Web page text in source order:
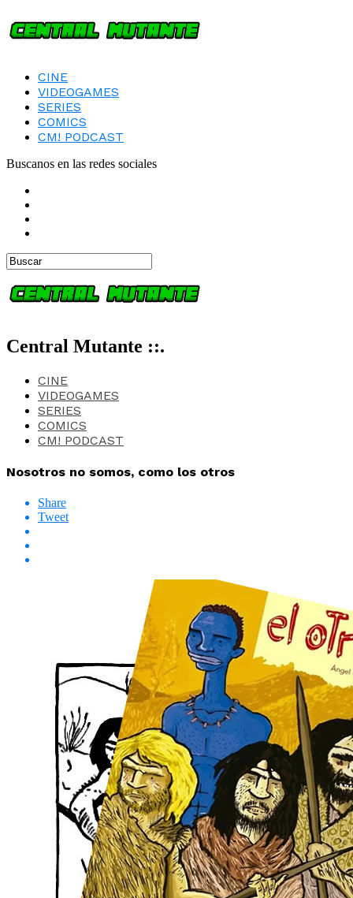
CINE
VIDEOGAMES
SERIES
COMICS
CM! PODCAST
Buscanos en las redes sociales
Central Mutante ::.
CINE
VIDEOGAMES
SERIES
COMICS
CM! PODCAST
Nosotros no somos, como los otros
Share
Tweet